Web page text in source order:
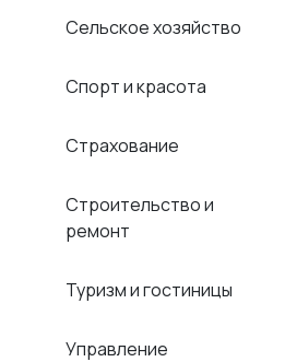
Сельское хозяйство
Спорт и красота
Страхование
Строительство и
ремонт
Туризм и гостиницы
Управление